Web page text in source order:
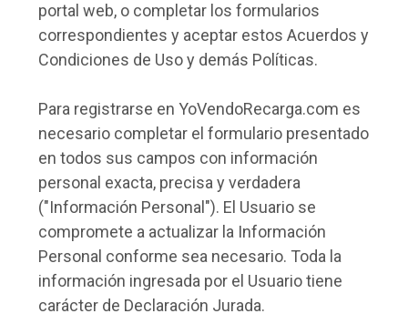
portal web, o completar los formularios
correspondientes y aceptar estos Acuerdos y
Condiciones de Uso y demás Políticas.
Para registrarse en YoVendoRecarga.com es
necesario completar el formulario presentado
en todos sus campos con información
personal exacta, precisa y verdadera
("Información Personal"). El Usuario se
compromete a actualizar la Información
Personal conforme sea necesario. Toda la
información ingresada por el Usuario tiene
carácter de Declaración Jurada.